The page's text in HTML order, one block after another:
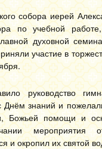
собора иерей
по учебной
духовной
участие в
руководство
Днём знаний и
Божьей помощи и
мероприятия
и окропил их святой